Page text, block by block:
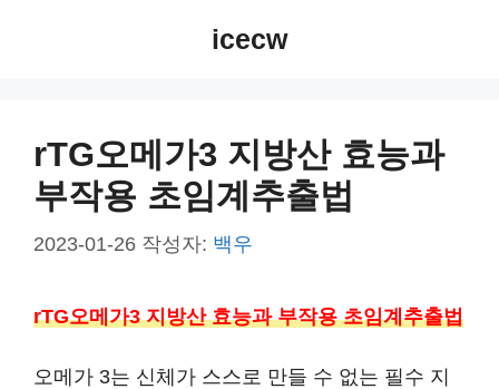
icecw
rTG오메가3 지방산 효능과
부작용 초임계추출법
2023-01-26 작성자: 백우
rTG오메가3 지방산 효능과 부작용 초임계추출법
오메가 3는 신체가 스스로 만들 수 없는 필수 지